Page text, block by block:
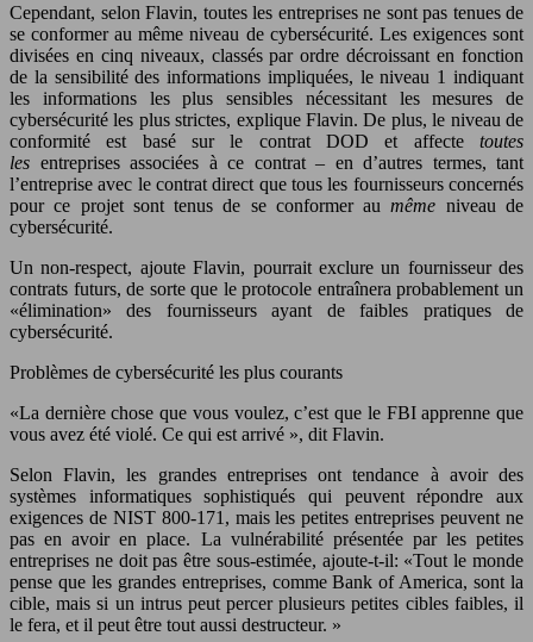
Cependant, selon Flavin, toutes les entreprises ne sont pas tenues de
se conformer au même niveau de cybersécurité. Les exigences sont
divisées en cinq niveaux, classés par ordre décroissant en fonction
de la sensibilité des informations impliquées, le niveau 1 indiquant
les informations les plus sensibles nécessitant les mesures de
cybersécurité les plus strictes, explique Flavin. De plus, le niveau de
conformité est basé sur le contrat DOD et affecte toutes
les entreprises associées à ce contrat – en d’autres termes, tant
l’entreprise avec le contrat direct que tous les fournisseurs concernés
pour ce projet sont tenus de se conformer aumême niveau de
cybersécurité.
Un non-respect, ajoute Flavin, pourrait exclure un fournisseur des
contrats futurs, de sorte que le protocole entraînera probablement un
«élimination» des fournisseurs ayant de faibles pratiques de
cybersécurité.
Problèmes de cybersécurité les plus courants
«La dernière chose que vous voulez, c’est que le FBI apprenne que
vous avez été violé. Ce qui est arrivé », dit Flavin.
Selon Flavin, les grandes entreprises ont tendance à avoir des
systèmes informatiques sophistiqués qui peuvent répondre aux
exigences de NIST 800-171, mais les petites entreprises peuvent ne
pas en avoir en place. La vulnérabilité présentée par les petites
entreprises ne doit pas être sous-estimée, ajoute-t-il: «Tout le monde
pense que les grandes entreprises, comme Bank of America, sont la
cible, mais si un intrus peut percer plusieurs petites cibles faibles, il
le fera, et il peut être tout aussi destructeur. »